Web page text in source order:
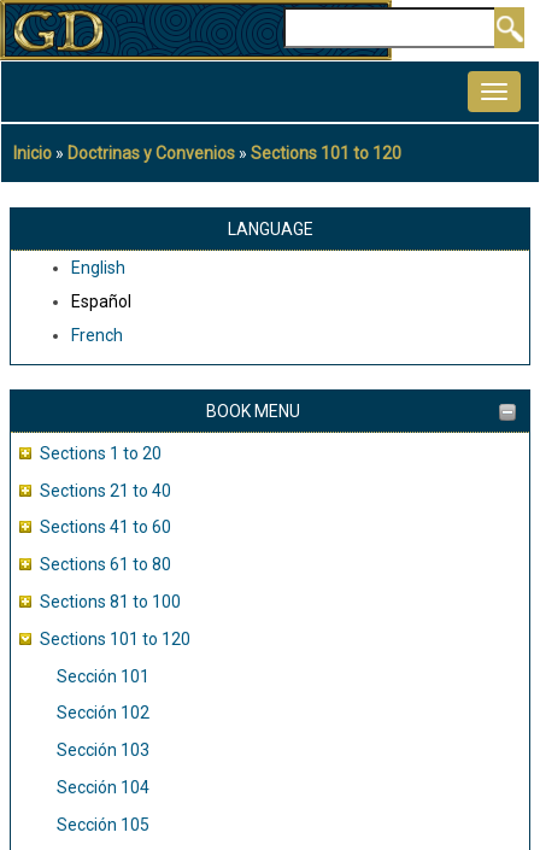
Pasar
al
principal
Sobrescribir
enlaces
ayuda
navegación
Inicio Doctrinas y Convenios Sections 101 to 120
LANGUAGE
English
Español
French
BOOK MENU
Sections 1 to 20
Sections 21 to 40
Sections 41 to 60
Sections 61 to 80
Sections 81 to 100
Sections 101 to 120
Sección 101
Sección 102
Sección 103
Sección 104
Sección 105